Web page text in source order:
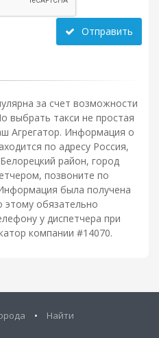
Отправить
за счет возможности
выбрать такси не простая
Агрегатор. Информация о
по адресу Россия,
район, город
позвоните по
была получена
этому обязательно
у диспетчера при
компании #14070.
• Найти